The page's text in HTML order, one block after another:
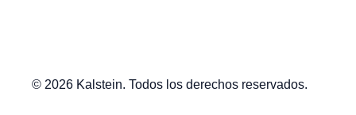
© 2026 Kalstein. Todos los derechos reservados.